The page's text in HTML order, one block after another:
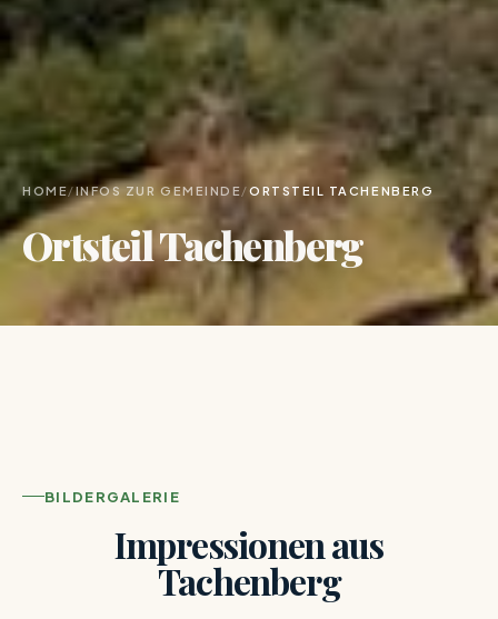
HOME/INFOS ZUR GEMEINDE /ORTSTEIL TACHENBERG
Ortsteil Tachenberg
BILDERGALERIE
Impressionen aus
Tachenberg